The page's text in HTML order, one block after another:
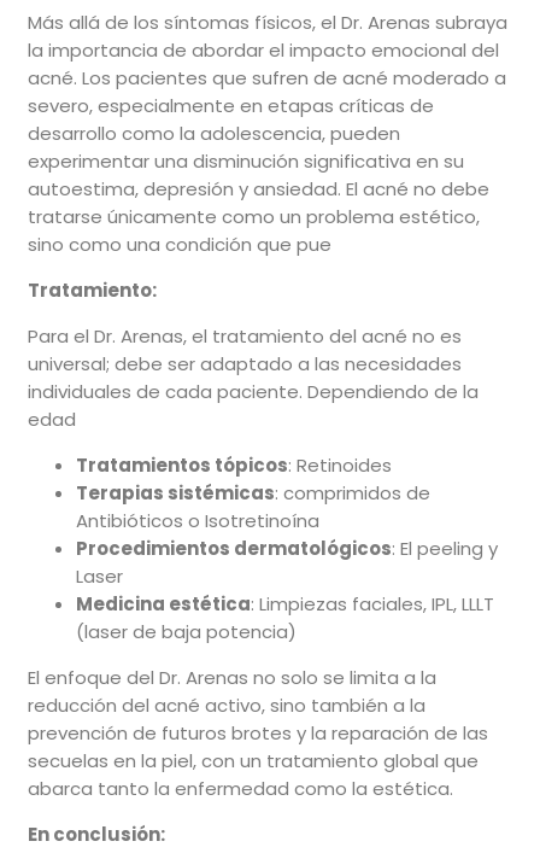
Más allá de los síntomas físicos, el Dr. Arenas subraya
la importancia de abordar el impacto emocional del
acné. Los pacientes que sufren de acné moderado a
severo, especialmente en etapas críticas de
desarrollo como la adolescencia, pueden
experimentar una disminución significativa en su
autoestima, depresión y ansiedad. El acné no debe
tratarse únicamente como un problema estético,
sino como una condición que pue
Tratamiento:
Para el Dr. Arenas, el tratamiento del acné no es
universal; debe ser adaptado a las necesidades
individuales de cada paciente. Dependiendo de la
edad
Tratamientos tópicos: Retinoides
Terapias sistémicas: comprimidos de
Antibióticos o Isotretinoína
Procedimientos dermatológicos: El peeling y
Laser
Medicina estética: Limpiezas faciales, IPL, LLLT
(laser de baja potencia)
El enfoque del Dr. Arenas no solo se limita a la
reducción del acné activo, sino también a la
prevención de futuros brotes y la reparación de las
secuelas en la piel, con un tratamiento global que
abarca tanto la enfermedad como la estética.
En conclusión: